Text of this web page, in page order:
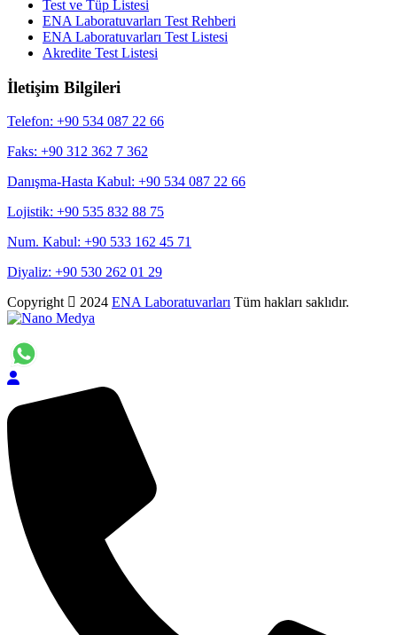
Test ve Tüp Listesi
ENA Laboratuvarları Test Rehberi
ENA Laboratuvarları Test Listesi
Akredite Test Listesi
İletişim Bilgileri
Telefon: +90 534 087 22 66
Faks: +90 312 362 7 362
Danışma-Hasta Kabul: +90 534 087 22 66
Lojistik: +90 535 832 88 75
Num. Kabul: +90 533 162 45 71
Diyaliz: +90 530 262 01 29
Copyright
2024 ENA Laboratuvarları Tüm hakları saklıdır.